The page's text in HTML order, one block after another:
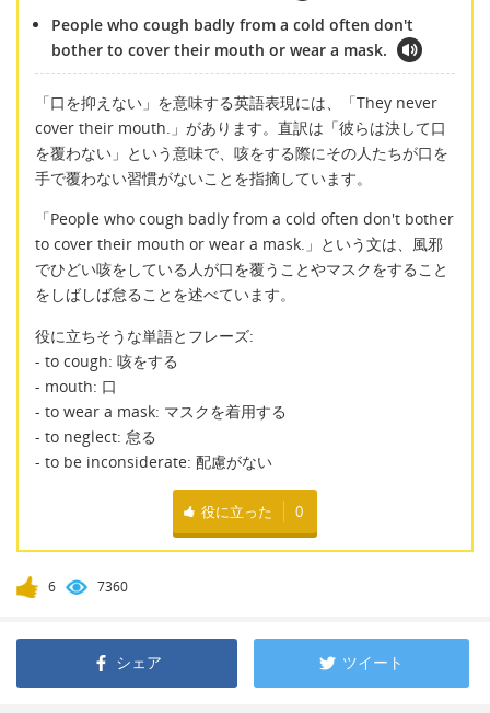
People who cough badly from a cold often don't
bother to cover their mouth or wear a mask.
「口を抑えない」を意味する英語表現には、「They never
cover their mouth.」があります。直訳は「彼らは決して口
を覆わない」という意味で、咳をする際にその人たちが口を
手で覆わない習慣がないことを指摘しています。
「People who cough badly from a cold often don't bother
to cover their mouth or wear a mask.」という文は、風邪
でひどい咳をしている人が口を覆うことやマスクをすること
をしばしば怠ることを述べています。
役に立ちそうな単語とフレーズ:
- to cough: 咳をする
- mouth: 口
- to wear a mask: マスクを着用する
- to neglect: 怠る
- to be inconsiderate: 配慮がない
役に立った 0
6 7360
シェア ツイート